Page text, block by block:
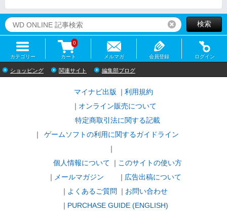
リセット検索
カテゴリー カート
0
メルマガ 会員登録 ログイン
ショッピング 関連サイト 編集部ブログ
マイナビ出版
利用規約
オンライン販売について
特定商取引法に関する記載
ゲームソフトの利用に関するガイドライン
｜
個人情報について
このサイトの使い方
メールマガジン
広告出稿について
よくあるご質問
お問い合わせ
PURCHASE GUIDE (ENGLISH)